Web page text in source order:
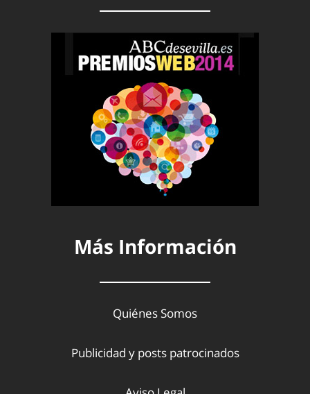
Más Información
Quiénes Somos
Publicidad y posts patrocinados